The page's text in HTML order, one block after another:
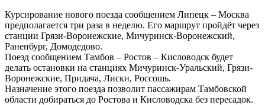
Курсирование нового поезда сообщением Липецк – Москва
предполагается три раза в неделю. Его маршрут пройдёт через
станции Грязи-Воронежские, Мичуринск-Воронежский,
Раненбург, Домодедово.
Поезд сообщением Тамбов – Ростов – Кисловодск будет
делать остановки на станциях Мичуринск-Уральский, Грязи-
Воронежские, Придача, Лиски, Россошь.
Назначение этого поезда позволит пассажирам Тамбовской
области добираться до Ростова и Кисловодска без пересадок.